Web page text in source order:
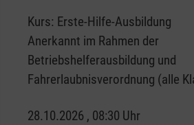
Kurs: Erste-Hilfe-Ausbildung
Anerkannt im Rahmen der
Betriebshelferausbildung und
Fahrerlaubnisverordnung (alle
28.10.2026 , 08:30 Uhr